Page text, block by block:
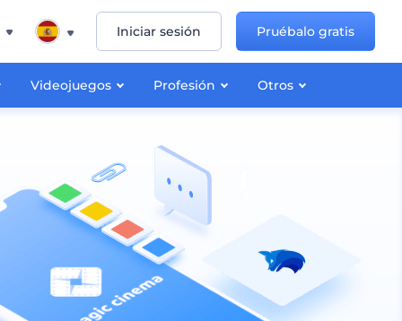
Videojuegos Profesión Otros
Iniciar sesión Pruébalo gratis